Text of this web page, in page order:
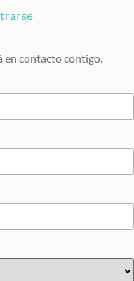
en contacto contigo.